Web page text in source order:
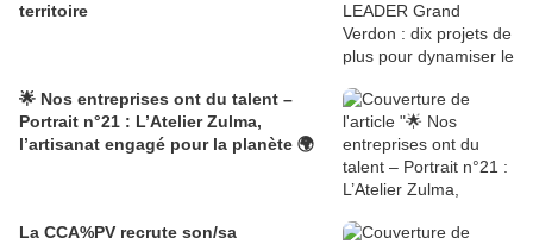
territoire
🌟 Nos entreprises ont du talent –
Portrait n°21 : L’Atelier Zulma,
l’artisanat engagé pour la planète 🌍
La CCA%PV recrute son/sa